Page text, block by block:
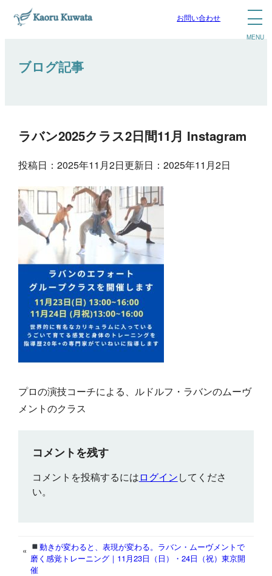
お問い合わせ
ブログ記事
ラバン2025クラス2日間11月 Instagram
投稿日：2025年11月2日更新日：2025年11月2日
プロの演技コーチによる、ルドルフ・ラバンのムーヴ
メントのクラス
コメントを残す
コメントを投稿するにはログインしてくださ
い。
«
動きが変わると、表現が変わる。ラバン・ムーヴメントで
磨く感覚トレーニング｜11月23日（日）・24日（祝）東京開
催